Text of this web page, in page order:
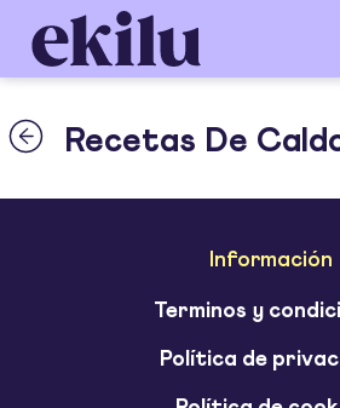
Recetas De
Información
Terminos y
Política de